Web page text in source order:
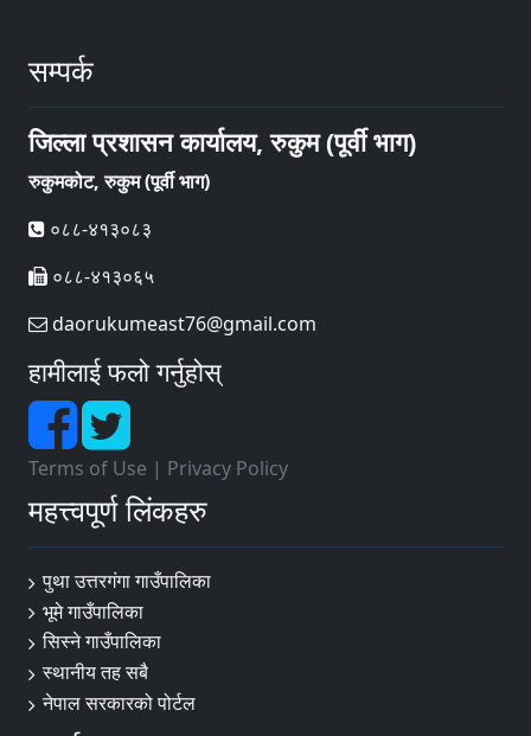
सम्पर्क
जिल्ला प्रशासन कार्यालय, रुकुम (पूर्वी भाग)
रुकुमकोट, रुकुम (पूर्वी भाग)
०८८-४१३०८३
०८८-४१३०६५
daorukumeast76@gmail.com
हामीलाई फलो गर्नुहोस्
Terms of Use | Privacy Policy
महत्त्वपूर्ण लिंकहरु
पुथा उत्तरगंगा गाउँपालिका
भूमे गाउँपालिका
सिस्ने गाउँपालिका
स्थानीय तह सबै
नेपाल सरकारको पोर्टल